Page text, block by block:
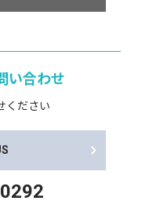
い合わせ
ください